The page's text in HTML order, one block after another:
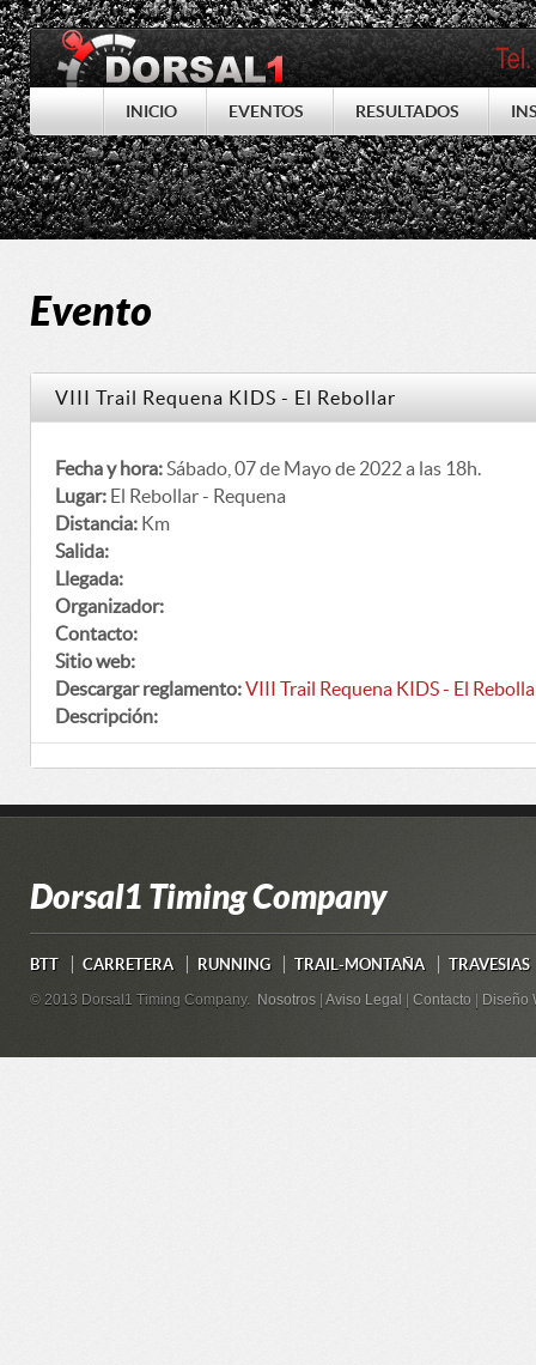
INICIO EVENTOS RESULTADOS
Evento
VIII Trail Requena KIDS - El Rebollar
Fecha y hora:Sábado, 07 de Mayo de 2022 a las 18h.
Lugar: El Rebollar - Requena
Distancia: Km
Salida:
Llegada:
Organizador:
Contacto:
Sitio web:
Descargar reglamento:VIII Trail Requena KIDS - El
Descripción:
Dorsal1 Timing Company
BTT CARRETERA RUNNING TRAIL-MONTAÑA TRAVESIAS
© 2013 Dorsal1 Timing Company. Nosotros Aviso Legal Contacto Diseño